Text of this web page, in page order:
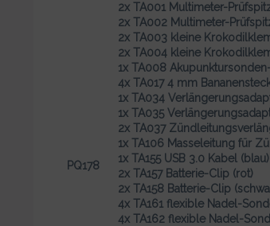
PQ178
2x TA001 Multimeter-
2x TA002 Multimeter-
2x TA003 kleine
2x TA004 kleine
1x TA008
4x TA017 4 mm
1x TA034
1x TA035
2x TA037
1x TA106 Masseleitung für
1x TA155 USB 3.0 Kabel
2x TA157 Batterie-Clip (rot)
2x TA158 Batterie-Clip
4x TA161 flexible Nadel-
4x TA162 flexible Nadel-